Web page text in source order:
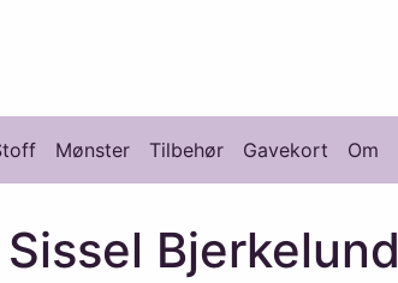
Mønster Tilbehør Gavekort Om
Bjerkelund